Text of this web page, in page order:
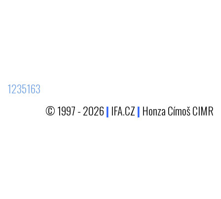
1235163
© 1997 - 2026| IFA.CZ| Honza Címoš CIMR